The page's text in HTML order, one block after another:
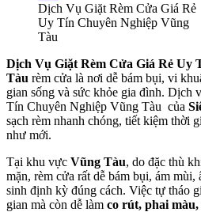
Dịch Vụ Giặt Rèm Cửa Giá Rẻ
Uy Tín Chuyên Nghiệp Vũng
Tàu
Dịch Vụ Giặt Rèm Cửa Giá Rẻ Uy
Tàu rèm cửa là nơi dễ bám bụi, vi
gian sống và sức khỏe gia đình. Dịch
Tín Chuyên Nghiệp Vũng Tàu của
sạch rèm nhanh chóng, tiết kiệm thời
như mới.
Tại khu vực Vũng Tàu, do đặc thù
mặn, rèm cửa rất dễ bám bụi, ám
sinh định kỳ đúng cách. Việc tự tháo
gian mà còn dễ làm co rút, phai